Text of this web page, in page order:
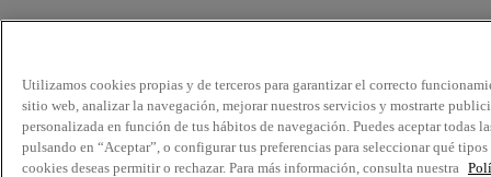
Utilizamos cookies propias y de terceros para garantizar el correcto
sitio web, analizar la navegación, mejorar nuestros servicios y mostrarte
personalizada en función de tus hábitos de navegación. Puedes aceptar todas
pulsando en “Aceptar”, o configurar tus preferencias para seleccionar qué tipos
cookies deseas permitir o rechazar. Para más información, consulta nuestra